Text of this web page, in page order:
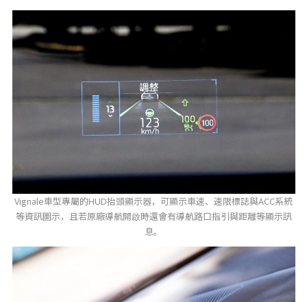
Vignale車型專屬的HUD抬頭顯示器，可顯示車速、速限標誌與ACC系統
等資訊圖示，且若原廠導航開啟時還會有導航路口指引與距離等顯示訊
息。